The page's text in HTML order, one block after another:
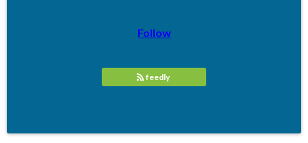
Follow
feedly